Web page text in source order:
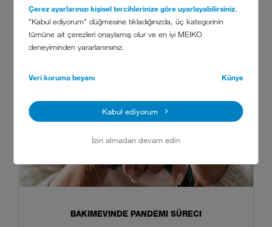
Çerez ayarlarınızı kişisel tercihlerinize göre uyarlayabilirsiniz.
"Kabul ediyorum" düğmesine tıkladığınızda, üç kategorinin
tümüne ait çerezleri onaylamış olur ve en iyi MEIKO
deneyiminden yararlanırsınız.
Veri koruma beyanı Künye
Kabul ediyorum
İzin almadan devam edin
BAKIMEVINDE PANDEMI SÜRECI